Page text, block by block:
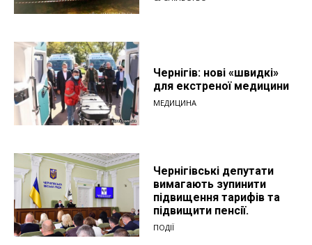
Чернігів: нові «швидкі»
для екстреної медицини
МЕДИЦИНА
Чернігівські депутати
вимагають зупинити
підвищення тарифів та
підвищити пенсії.
ПОДІЇ